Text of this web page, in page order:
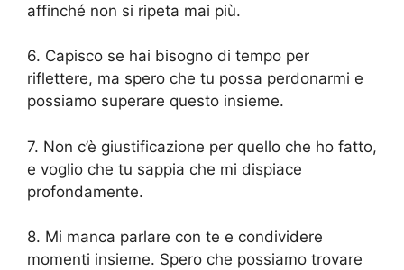
affinché non si ripeta mai più.
6. Capisco se hai bisogno di tempo per
riflettere, ma spero che tu possa perdonarmi e
possiamo superare questo insieme.
7. Non c’è giustificazione per quello che ho fatto,
e voglio che tu sappia che mi dispiace
profondamente.
8. Mi manca parlare con te e condividere
momenti insieme. Spero che possiamo trovare